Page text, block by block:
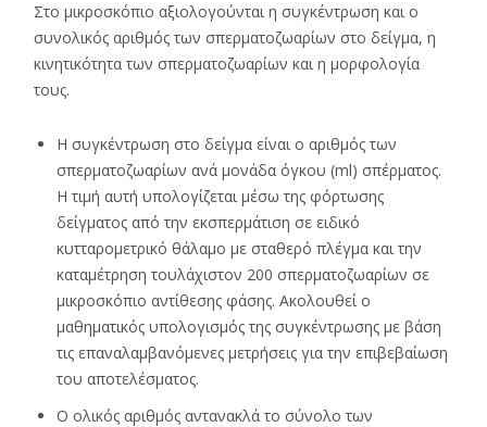
Στο μικροσκόπιο αξιολογούνται η συγκέντρωση και ο
συνολικός αριθμός των σπερματοζωαρίων στο δείγμα, η
κινητικότητα των σπερματοζωαρίων και η μορφολογία
τους.
Η συγκέντρωση στο δείγμα είναι ο αριθμός των
σπερματοζωαρίων ανά μονάδα όγκου (ml) σπέρματος.
Η τιμή αυτή υπολογίζεται μέσω της φόρτωσης
δείγματος από την εκσπερμάτιση σε ειδικό
κυτταρομετρικό θάλαμο με σταθερό πλέγμα και την
καταμέτρηση τουλάχιστον 200 σπερματοζωαρίων σε
μικροσκόπιο αντίθεσης φάσης. Ακολουθεί ο
μαθηματικός υπολογισμός της συγκέντρωσης με βάση
τις επαναλαμβανόμενες μετρήσεις για την επιβεβαίωση
του αποτελέσματος.
Ο ολικός αριθμός αντανακλά το σύνολο των